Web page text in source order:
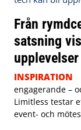
Från
satsning
upplevelser
INSPIRATION
engagerande –
Limitless testar
event- och